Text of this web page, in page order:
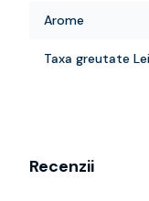
Arome
Taxa greutate Lei
Recenzii